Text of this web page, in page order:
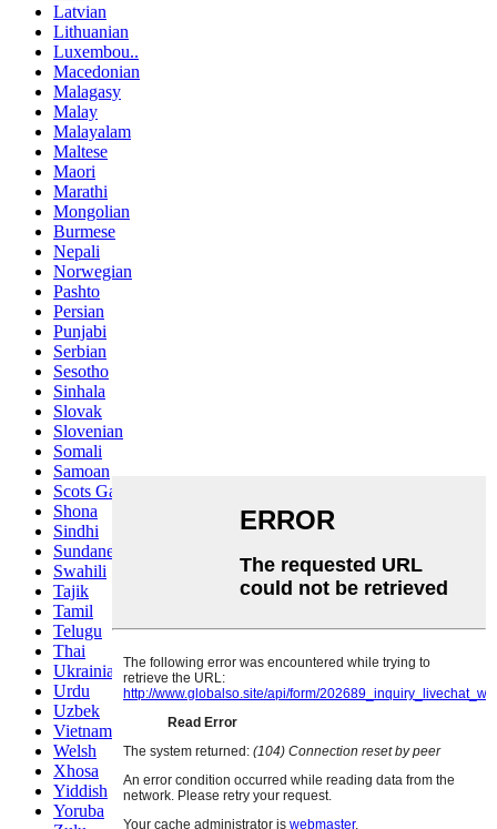
Latvian
Lithuanian
Luxembou..
Macedonian
Malagasy
Malay
Malayalam
Maltese
Maori
Marathi
Mongolian
Burmese
Nepali
Norwegian
Pashto
Persian
Punjabi
Serbian
Sesotho
Sinhala
Slovak
Slovenian
Somali
Samoan
Scots Gaelic
Shona
Sindhi
Sundanese
Swahili
Tajik
Tamil
Telugu
Thai
Ukrainian
Urdu
Uzbek
Vietnamese
Welsh
Xhosa
Yiddish
Yoruba